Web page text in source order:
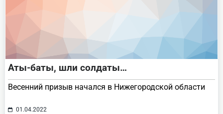
Аты-баты, шли солдаты…
Весенний призыв начался в Нижегородской области
01.04.2022